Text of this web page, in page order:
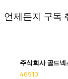
언제든지 구독
주식회사 골드넥
46910